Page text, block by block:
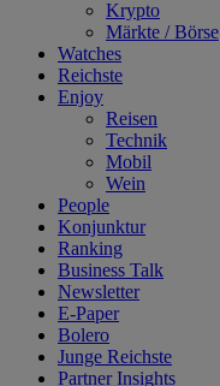
Krypto
Märkte / Börse
Watches
Reichste
Enjoy
Reisen
Technik
Mobil
Wein
People
Konjunktur
Ranking
Business Talk
Newsletter
E-Paper
Bolero
Junge Reichste
Partner Insights